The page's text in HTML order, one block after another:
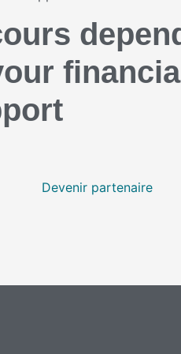
Devenir partenaire